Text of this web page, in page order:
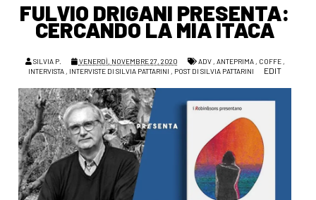
FULVIO DRIGANI PRESENTA:
CERCANDO LA MIA ITACA
SILVIA P. VENERDÌ, NOVEMBRE 27, 2020 ADV, ANTEPRIMA, COFFE,
INTERVISTA , INTERVISTE DI SILVIA PATTARINI , POST DI SILVIA PATTARINI EDIT